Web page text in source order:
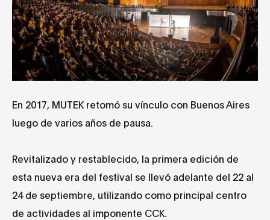
En 2017, MUTEK retomó su vínculo con Buenos Aires
luego de varios años de pausa.
Revitalizado y restablecido, la primera edición de
esta nueva era del festival se llevó adelante del 22 al
24 de septiembre, utilizando como principal centro
de actividades al imponente CCK.